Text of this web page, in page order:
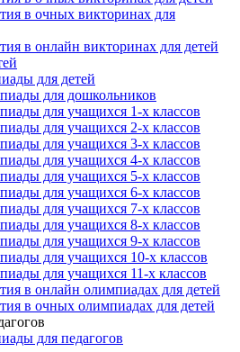
в очных викторинах для
в онлайн викторинах для детей
для детей
для дошкольников
для учащихся 1-х классов
для учащихся 2-х классов
для учащихся 3-х классов
для учащихся 4-х классов
для учащихся 5-х классов
для учащихся 6-х классов
для учащихся 7-х классов
для учащихся 8-х классов
для учащихся 9-х классов
для учащихся 10-х классов
для учащихся 11-х классов
в онлайн олимпиадах для детей
в очных олимпиадах для детей
для педагогов
о самом важном.